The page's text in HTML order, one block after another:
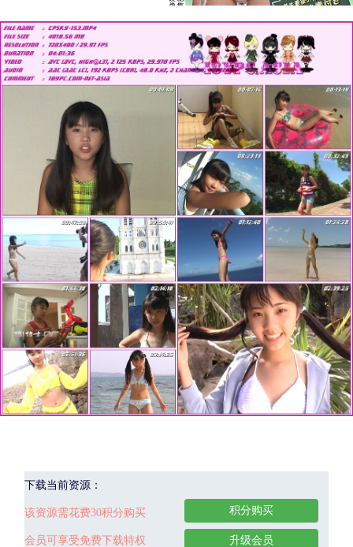
下载当前资源：
该资源需花费30积分购买
会员可享受免费下载特权
积分购买
升级会员